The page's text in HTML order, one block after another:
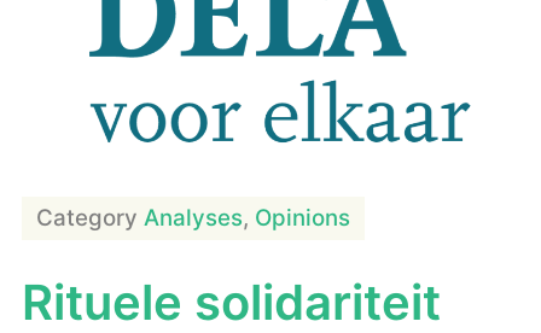
moeder
Category Analyses, Opinions
Rituele solidariteit